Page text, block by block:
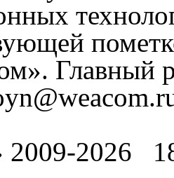
Главный
2009-2026